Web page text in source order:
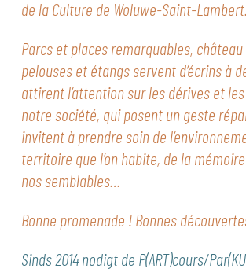
de la Culture de Woluwe-Saint-Lambert.
Parcs et places remarquables,
pelouses et étangs servent d’écrins à
attirent l’attention sur les dérives et
notre société, qui posent un geste
invitent à prendre soin de
territoire que l’on habite, de la
nos semblables…
Bonne promenade ! Bonnes
Sinds 2014 nodigt de P(ART)cours/